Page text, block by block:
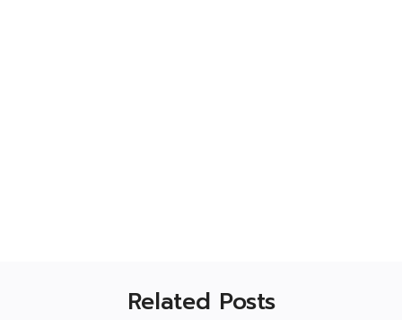
Related Posts